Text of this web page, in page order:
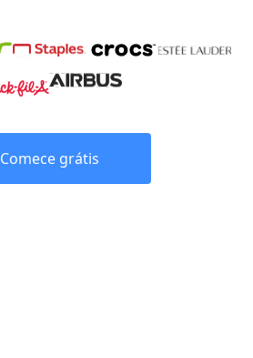
Comece grátis